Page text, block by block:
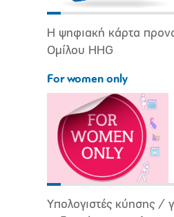
Η ψηφιακή κάρτα
Ομίλου HHG
For women only
Υπολογιστές κύησης /